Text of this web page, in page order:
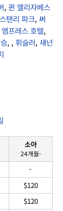
, 퀸 엘리자베스
스탠리 파크, 써
프레스 호텔,
, , 휘슬러, 섀넌
소아
24개월-
-
$120
$120